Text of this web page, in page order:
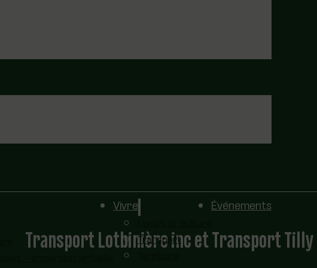
Vivre
Transport
Événements
Transport Lotbinière inc et Transport